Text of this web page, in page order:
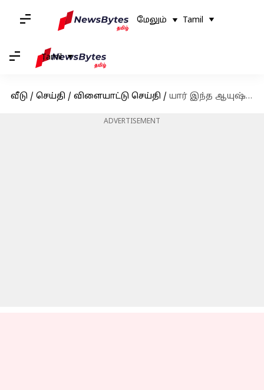
மேலும் Tamil
Tamil
வீடு / செய்தி / விளையாட்டு செய்தி / யார் இந்த ஆயுஷ் ஷெட்டி? ஆசிய பேட்மிண்டன் தொடரில் உலகின் No.1 வீரரை வீழ்த்திய 20 வயது இந்திய இளைஞர்
ADVERTISEMENT